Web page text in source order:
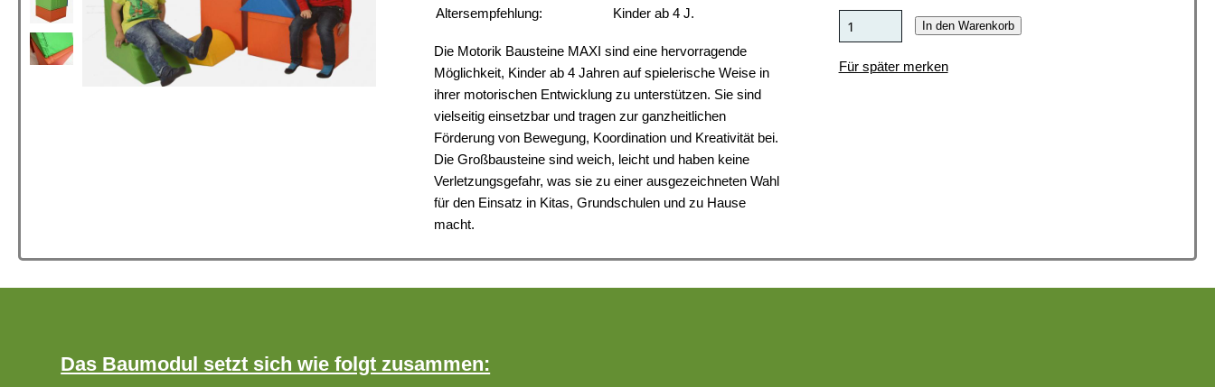
Altersempfehlung:
Kinder ab 4 J.
Die Motorik Bausteine MAXI sind eine hervorragende
Möglichkeit, Kinder ab 4 Jahren auf spielerische Weise in
ihrer motorischen Entwicklung zu unterstützen. Sie sind
vielseitig einsetzbar und tragen zur ganzheitlichen
Förderung von Bewegung, Koordination und Kreativität bei.
Die Großbausteine sind weich, leicht und haben keine
Verletzungsgefahr, was sie zu einer ausgezeichneten Wahl
für den Einsatz in Kitas, Grundschulen und zu Hause
macht.
In den Warenkorb
Für später merken
Das Baumodul setzt sich wie folgt zusammen: